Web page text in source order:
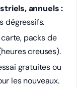
annuels :
dégressifs.
packs de
creuses).
gratuites ou
les nouveaux.